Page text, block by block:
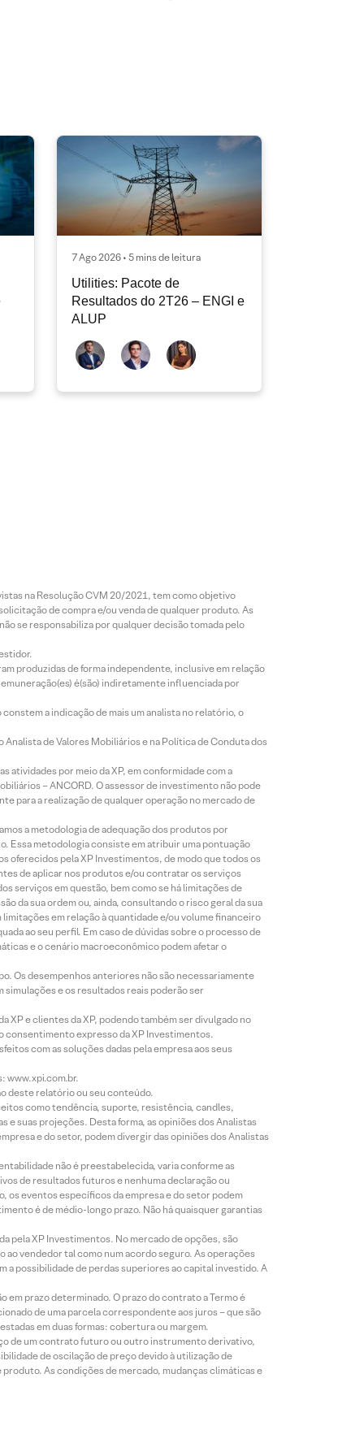
7 Ago 2026 • 5 mins de leitura
Utilities: Pacote de
Resultados do 2T26 – ENGI e
ALUP
na Resolução CVM 20/2021, tem como objetivo
de compra e/ou venda de qualquer produto. As
se responsabiliza por qualquer decisão tomada pelo
produzidas de forma independente, inclusive em relação
é(são) indiretamente influenciada por
a indicação de mais um analista no relatório, o
de Valores Mobiliários e na Política de Conduta dos
atividades por meio da XP, em conformidade com a
– ANCORD. O assessor de investimento não pode
para a realização de qualquer operação no mercado de
a metodologia de adequação dos produtos por
Essa metodologia consiste em atribuir uma pontuação
oferecidos pela XP Investimentos, de modo que todos os
de aplicar nos produtos e/ou contratar os serviços
serviços em questão, bem como se há limitações de
da sua ordem ou, ainda, consultando o risco geral da sua
em relação à quantidade e/ou volume financeiro
ao seu perfil. Em caso de dúvidas sobre o processo de
e o cenário macroeconômico podem afetar o
Os desempenhos anteriores não são necessariamente
e os resultados reais poderão ser
e clientes da XP, podendo também ser divulgado no
consentimento expresso da XP Investimentos.
com as soluções dadas pela empresa aos seus
www.xpi.com.br.
deste relatório ou seu conteúdo.
como tendência, suporte, resistência, candles,
e suas projeções. Desta forma, as opiniões dos Analistas
e do setor, podem divergir das opiniões dos Analistas
não é preestabelecida, varia conforme as
de resultados futuros e nenhuma declaração ou
os eventos específicos da empresa e do setor podem
é de médio-longo prazo. Não há quaisquer garantias
pela XP Investimentos. No mercado de opções, são
vendedor tal como num acordo seguro. As operações
possibilidade de perdas superiores ao capital investido. A
em prazo determinado. O prazo do contrato a Termo é
de uma parcela correspondente aos juros – que são
em duas formas: cobertura ou margem.
de um contrato futuro ou outro instrumento derivativo,
de oscilação de preço devido à utilização de
As condições de mercado, mudanças climáticas e